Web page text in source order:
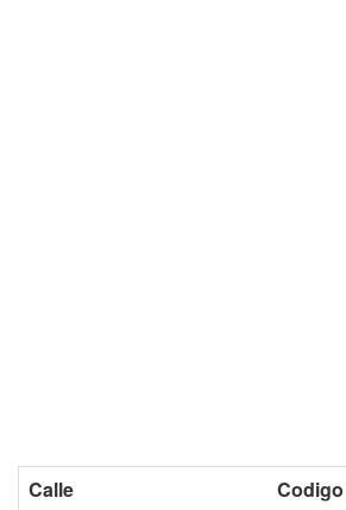
Calle